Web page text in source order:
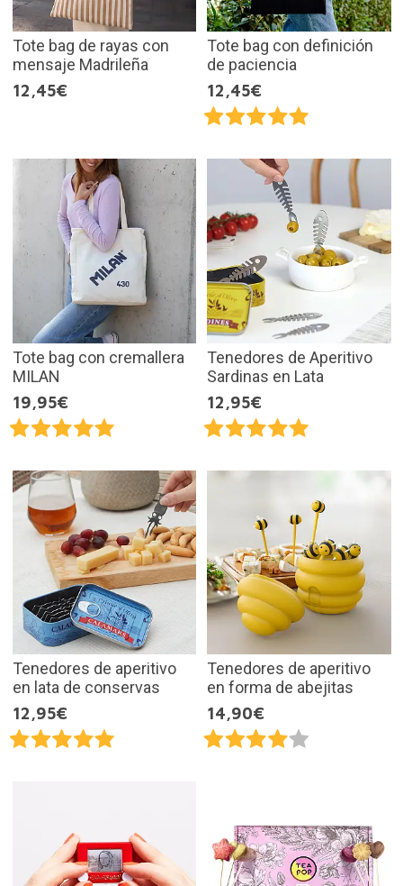
Tote bag de rayas con
mensaje Madrileña
12,45€
Tote bag con definición
de paciencia
12,45€
Tote bag con cremallera
MILAN
19,95€
Tenedores de Aperitivo
Sardinas en Lata
12,95€
Tenedores de aperitivo
en lata de conservas
12,95€
Tenedores de aperitivo
en forma de abejitas
14,90€